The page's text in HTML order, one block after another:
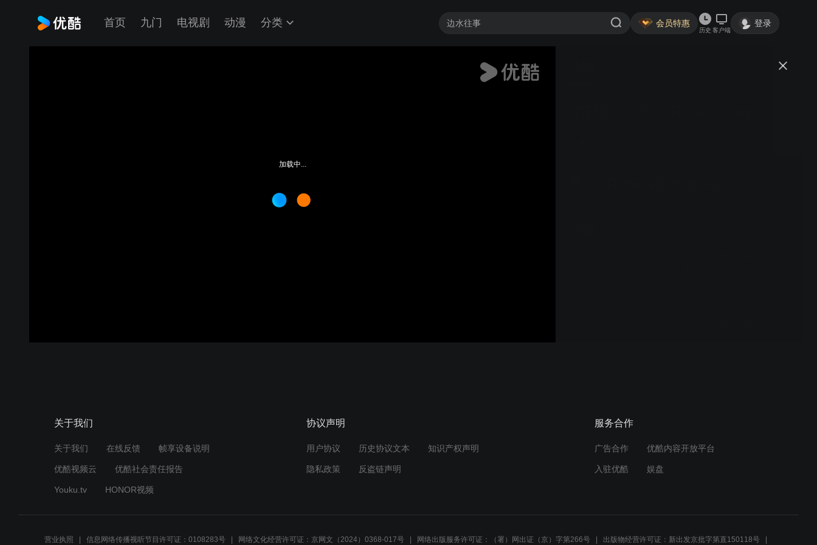
首页 九门 电视剧 动漫 分类 会员特惠
历史 客户端
登录
加载中...
Management
关于我们
关于我们 在线反馈 帧享设备说明
优酷视频云 优酷社会责任报告
Youku.tv HONOR视频
协议声明
用户协议 历史协议文本 知识产权声明
隐私政策 反盗链声明
服务合作
广告合作 优酷内容开放平台
入驻优酷 娱盘
营业执照 信息网络传播视听节目许可证：0108283号 网络文化经营许可证：京网文（2024）0368-017号 网络出版服务许可证：（署）网出证（京）字第266号 出版物经营许可证：新出发京批字第直150118号